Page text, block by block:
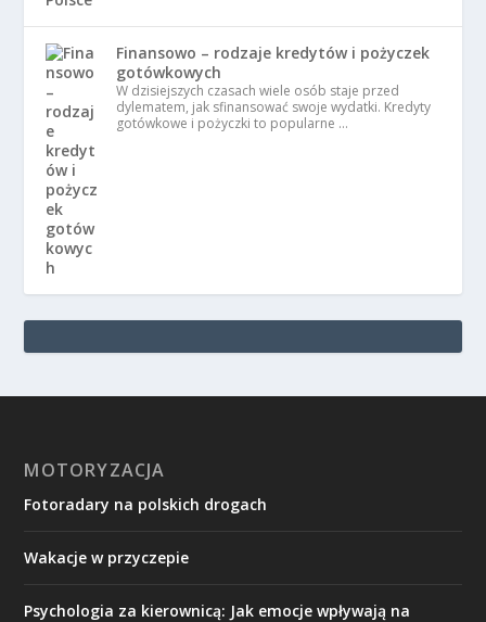
Finansowo – rodzaje kredytów i pożyczek
gotówkowych
W dzisiejszych czasach wiele osób staje przed
dylematem, jak sfinansować swoje wydatki. Kredyty
gotówkowe i pożyczki to popularne …
MOTORYZACJA
Fotoradary na polskich drogach
Wakacje w przyczepie
Psychologia za kierownicą: Jak emocje wpływają na